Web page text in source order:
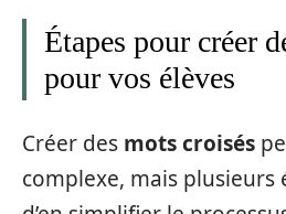
Étapes pour créer
pour vos élèves
Créer des mots croisés
complexe, mais